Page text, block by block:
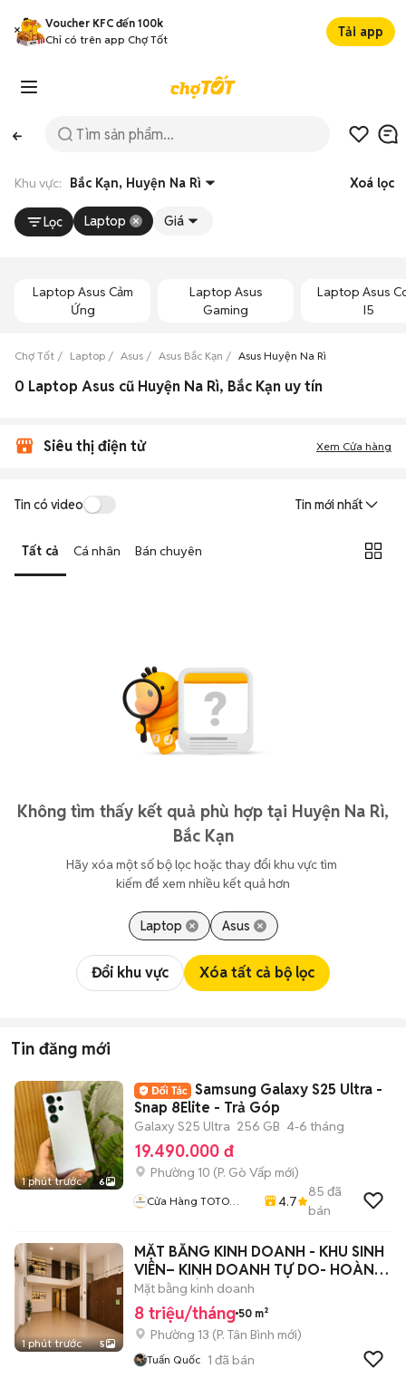
Voucher KFC đến 100k
Chỉ có trên app Chợ Tốt
Tải app
Khu vực: Bắc Kạn, Huyện Na Rì Xoá lọc
Lọc Laptop Giá
Laptop Asus Cảm
Ứng
Laptop Asus
Gaming
Laptop Asus
I5
Chợ Tốt Laptop Asus Asus Bắc Kạn Asus Huyện Na Rì
0 Laptop Asus cũ Huyện Na Rì, Bắc Kạn uy tín
Siêu thị điện tử Xem Cửa hàng
Tin có video Tin mới nhất
Tất cả Cá nhân Bán chuyên
Không tìm thấy kết quả phù hợp tại Huyện Na Rì,
Bắc Kạn
Hãy xóa một số bộ lọc hoặc thay đổi khu vực tìm
kiếm để xem nhiều kết quả hơn
Laptop Asus
Đổi khu vực Xóa tất cả bộ lọc
Tin đăng mới
1 phút trước 6
Samsung Galaxy S25 Ultra -
Snap 8Elite - Trả Góp
Galaxy S25 Ultra 256 GB 4-6 tháng
19.490.000 đ
Phường 10 (P. Gò Vấp mới)
Cửa Hàng TOTO
4.7
85 đã
bán
1 phút trước 5
MẶT BẰNG KINH DOANH - KHU SINH
VIÊN– KINH DOANH TỰ DO- HOÀNG
HOA THÁM
Mặt bằng kinh doanh
8 triệu/tháng 50 m²
Phường 13 (P. Tân Bình mới)
Tuấn Quốc 1 đã bán